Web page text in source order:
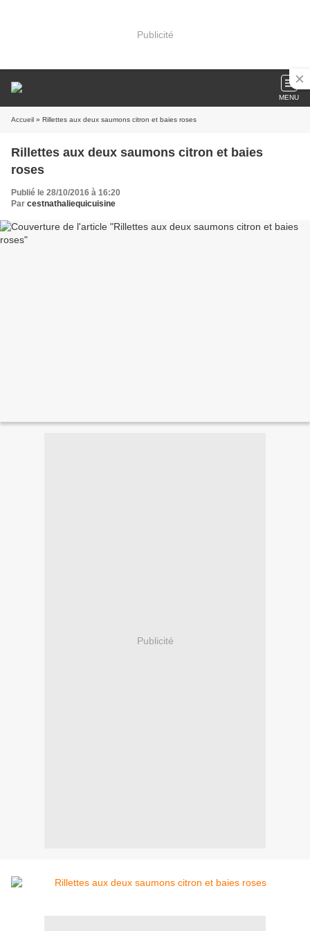
Publicité
MENU
Accueil » Rillettes aux deux saumons citron et baies roses
Rillettes aux deux saumons citron et baies
roses
Publié le 28/10/2016 à 16:20
Par cestnathaliequicuisine
Publicité